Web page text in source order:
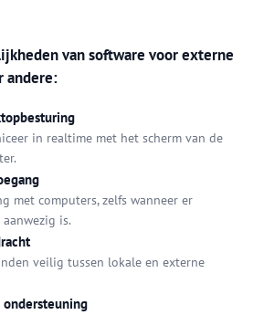
van software voor externe
andere:
in realtime met het scherm van de
met computers, zelfs wanneer er
is.
veilig tussen lokale en externe